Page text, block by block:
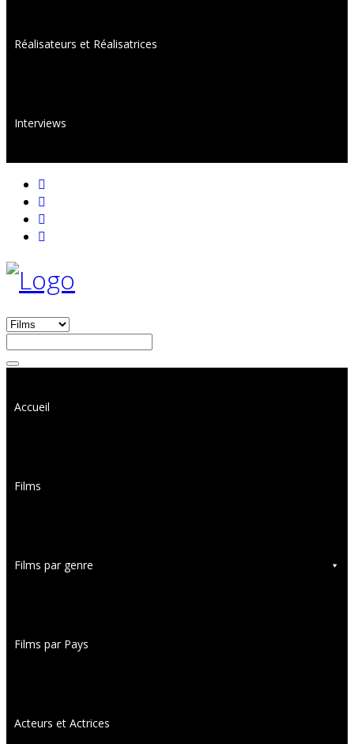
Réalisateurs et Réalisatrices
Interviews
Accueil
Films
Films par genre
Films par Pays
Acteurs et Actrices